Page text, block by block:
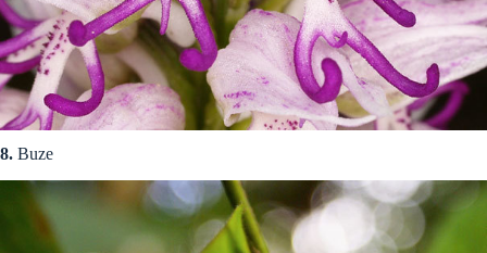
8. Buze